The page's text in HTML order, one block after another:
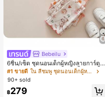
Bebeilu
6ชิ้น/เซ็ต ชุดนอนเด็กผู้หญิงลายการ์ตูน
หมีและดอกไม้ คอกลม แขนสั้น กางเกง
ขาสั้น ขอบระบาย สวมใส่สบาย
#1 ขายดี
ใน สีชมพู ชุดนอนเด็กผู้หญิง
90+ sold
฿279